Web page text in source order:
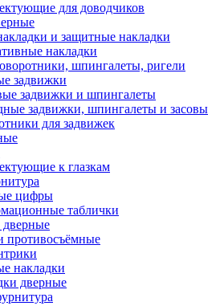
для доводчиков
и защитные накладки
накладки
шпингалеты, ригели
задвижки
задвижки и шпингалеты
задвижки, шпингалеты и засовы
для задвижек
к глазкам
цифры
таблички
накладки
дверные